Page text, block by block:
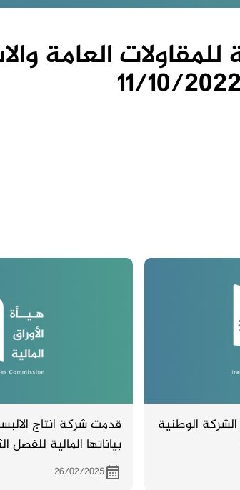
العامة
الختامية لسنة 2023 الشركة الوطنية
قدمت شركة انتاج
بياناتها المالية للفصل
26/02/2025